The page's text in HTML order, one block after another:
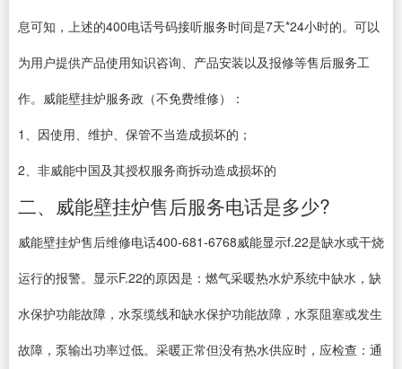
息可知，上述的400电话号码接听服务时间是7天*24小时的。可以
为用户提供产品使用知识咨询、产品安装以及报修等售后服务工
作。威能壁挂炉服务政（不免费维修）：
1、因使用、维护、保管不当造成损坏的；
2、非威能中国及其授权服务商拆动造成损坏的
二、威能壁挂炉售后服务电话是多少?
威能壁挂炉售后维修电话400-681-6768威能显示f.22是缺水或干烧
运行的报警。显示F.22的原因是：燃气采暖热水炉系统中缺水，缺
水保护功能故障，水泵缆线和缺水保护功能故障，水泵阻塞或发生
故障，泵输出功率过低。采暖正常但没有热水供应时，应检查：通